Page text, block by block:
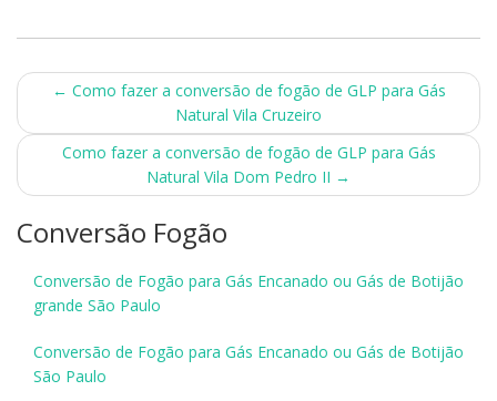
Post
navigation
← Como fazer a conversão de fogão de GLP para Gás
Natural Vila Cruzeiro
Como fazer a conversão de fogão de GLP para Gás
Natural Vila Dom Pedro II →
Conversão Fogão
Conversão de Fogão para Gás Encanado ou Gás de Botijão
grande São Paulo
Conversão de Fogão para Gás Encanado ou Gás de Botijão
São Paulo